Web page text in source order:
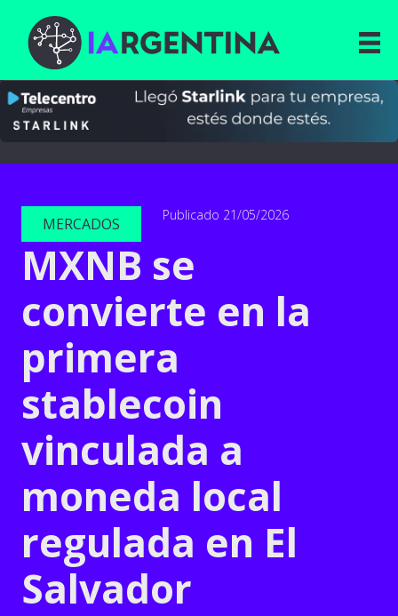
MERCADOS Publicado 21/05/2026
MXNB se
convierte en la
primera
stablecoin
vinculada a
moneda local
regulada en El
Salvador